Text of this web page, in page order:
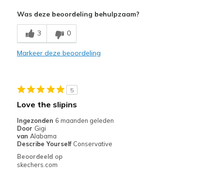
Beste toepassingen
Casual Wear
Sizing
View On Shoes
Was deze beoordeling behulpzaam?
3 0
Markeer deze beoordeling
5
Love the slipins
Ingezonden 6 maanden geleden
Door Gigi
van Alabama
Describe Yourself Conservative
Beoordeeld op
skechers.com